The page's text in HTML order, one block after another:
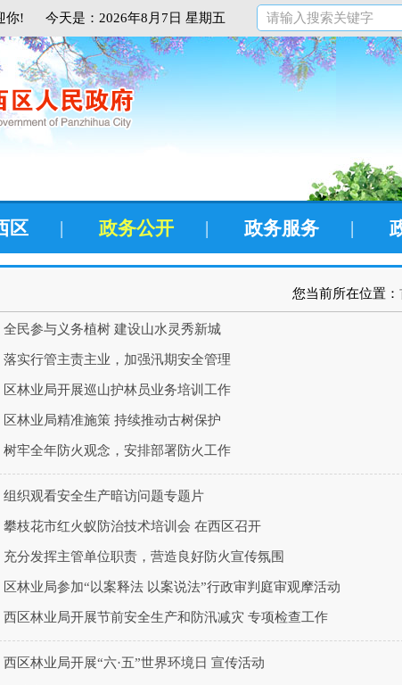
你! 今天是：2026年8月7日 星期五
区 | 政务公开 | 政务服务 |
您当前所在位置：
全民参与义务植树 建设山水灵秀新城
落实行管主责主业，加强汛期安全管理
区林业局开展巡山护林员业务培训工作
区林业局精准施策 持续推动古树保护
树牢全年防火观念，安排部署防火工作
组织观看安全生产暗访问题专题片
攀枝花市红火蚁防治技术培训会 在西区召开
充分发挥主管单位职责，营造良好防火宣传氛围
区林业局参加“以案释法 以案说法”行政审判庭审观摩活动
西区林业局开展节前安全生产和防汛减灾 专项检查工作
西区林业局开展“六·五”世界环境日 宣传活动